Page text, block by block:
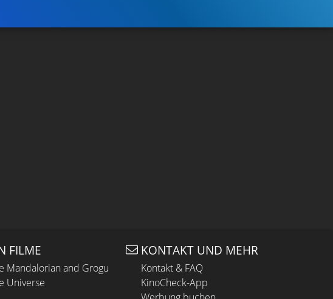
FILME
Mandalorian and Grogu
Universe
KONTAKT UND MEHR
Kontakt & FAQ
KinoCheck-App